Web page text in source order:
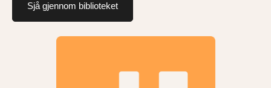
Sjå gjennom biblioteket